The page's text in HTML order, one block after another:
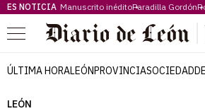
ES NOTICIA Manuscrito inéditoParadilla Gordón
Menú
ÚLTIMA HORALEÓNPROVINCIASOCIEDAD
LEÓN